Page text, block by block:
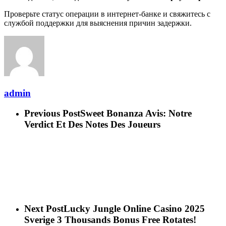
Проверьте статус операции в интернет-банке и свяжитесь с
службой поддержки для выяснения причин задержки.
admin
Previous PostSweet Bonanza Avis: Notre
Verdict Et Des Notes Des Joueurs
Next PostLucky Jungle Online Casino 2025
Sverige 3 Thousands Bonus Free Rotates!